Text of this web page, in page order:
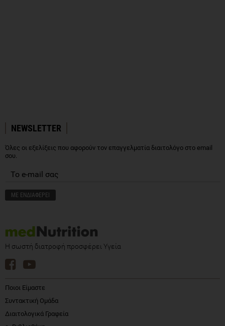
NEWSLETTER
Όλες οι εξελίξεις που αφορούν τον επαγγελματία διαιτολόγο στο email
σου.
Η σωστή διατροφή προσφέρει Υγεία
Ποιοι Είμαστε
Συντακτική Ομάδα
Διαιτολογικά Γραφεία